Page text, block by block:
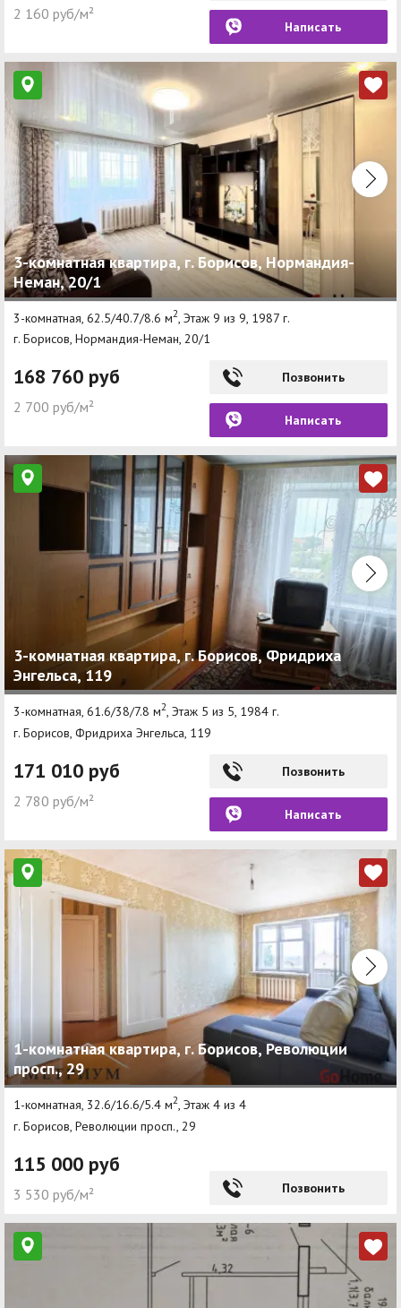
2 160 руб/м²
Написать
3-комнатная квартира, г. Борисов, Нормандия-
Неман, 20/1
3-комнатная, 62.5/40.7/8.6 м2 , Этаж 9 из 9, 1987 г.
г. Борисов, Нормандия-Неман, 20/1
168 760 руб
2 700 руб/м²
Позвонить
Написать
3-комнатная квартира, г. Борисов, Фридриха
Энгельса, 119
3-комнатная, 61.6/38/7.8 м2, Этаж 5 из 5, 1984 г.
г. Борисов, Фридриха Энгельса, 119
171 010 руб
2 780 руб/м²
Позвонить
Написать
1-комнатная квартира, г. Борисов, Революции
просп., 29
1-комнатная, 32.6/16.6/5.4 м2, Этаж 4 из 4
г. Борисов, Революции просп., 29
115 000 руб
3 530 руб/м² Позвонить